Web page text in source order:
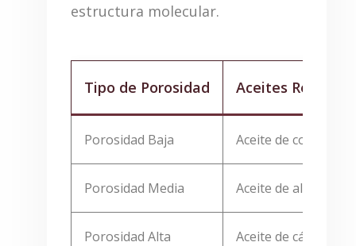
estructura molecular.
Tipo de Porosidad Aceites
Porosidad Baja Aceite de coco,
Porosidad Media Aceite de
Porosidad Alta Aceite de cáñamo,